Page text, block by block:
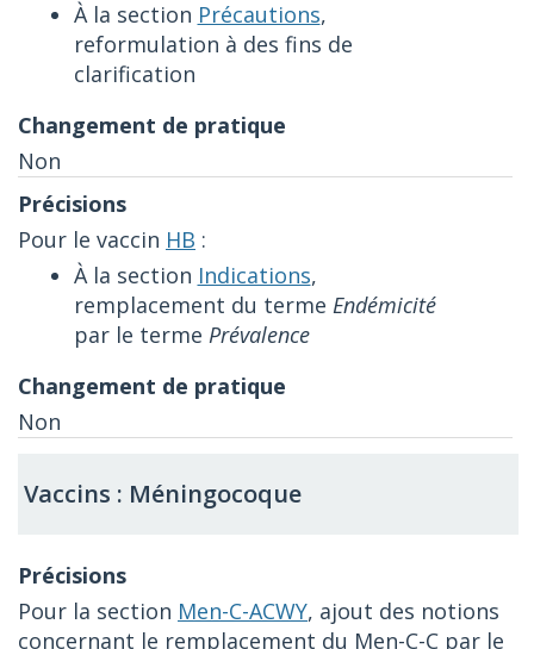
À la section Précautions,
reformulation à des fins de
clarification
Non
Pour le vaccin HB :
À la section Indications,
remplacement du terme Endémicité
par le terme Prévalence
Non
Vaccins : Méningocoque
Pour la section Men-C-ACWY, ajout des notions
concernant le remplacement du Men-C-C par le